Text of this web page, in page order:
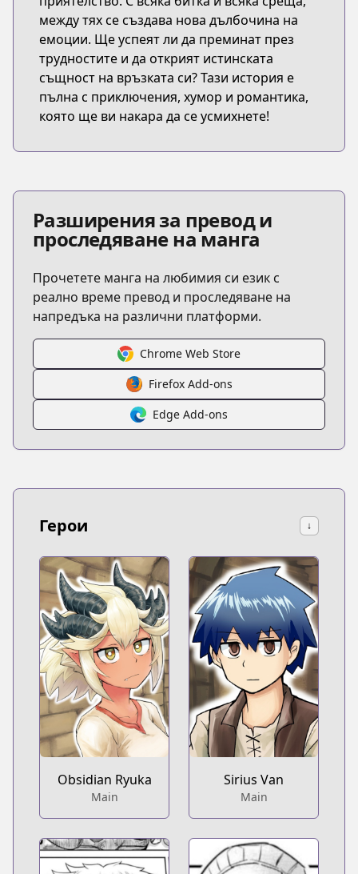
между тях се създава нова дълбочина на
емоции. Ще успеят ли да преминат през
трудностите и да открият истинската
същност на връзката си? Тази история е
пълна с приключения, хумор и романтика,
която ще ви накара да се усмихнете!
Разширения за превод и
проследяване на манга
Прочетете манга на любимия си език с
реално време превод и проследяване на
напредъка на различни платформи.
Chrome Web Store
Firefox Add-ons
Edge Add-ons
Герои ↓
Obsidian Ryuka
Main
Sirius Van
Main